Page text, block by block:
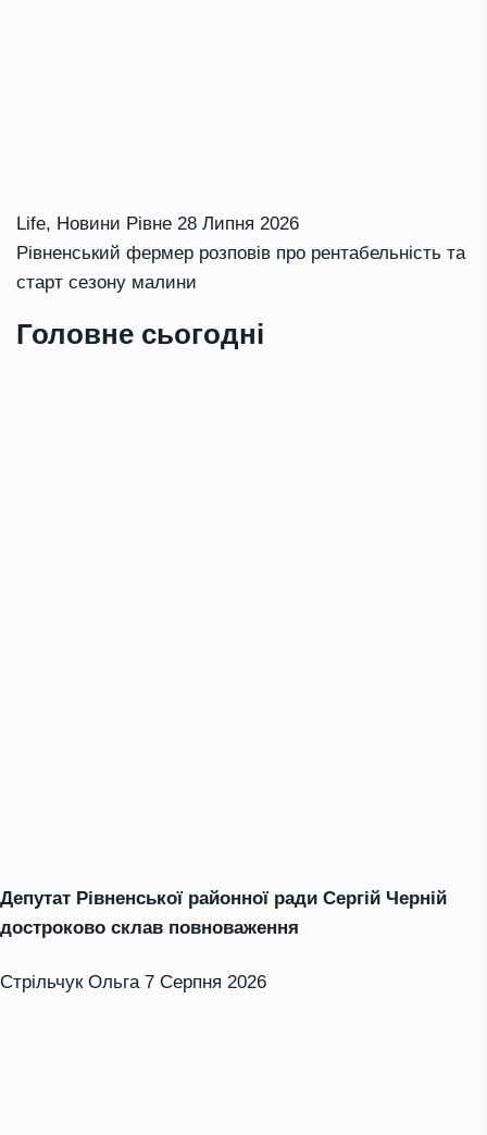
Life, Новини Рівне 28 Липня 2026
Рівненський фермер розповів про рентабельність та
старт сезону малини
Головне сьогодні
Депутат Рівненської районної ради Сергій Черній
достроково склав повноваження
Стрільчук Ольга 7 Серпня 2026